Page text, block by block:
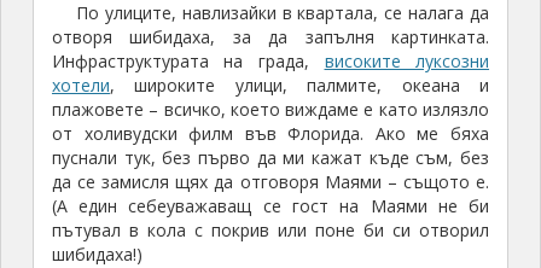
По улиците, навлизайки в квартала, се налага да
отворя шибидаха, за да запълня картинката.
Инфраструктурата на града, високите луксозни
хотели, широките улици, палмите, океана и
плажовете – всичко, което виждаме е като излязло
от холивудски филм във Флорида. Ако ме бяха
пуснали тук, без първо да ми кажат къде съм, без
да се замисля щях да отговоря Маями – същото е.
(А един себеуважаващ се гост на Маями не би
пътувал в кола с покрив или поне би си отворил
шибидаха!)